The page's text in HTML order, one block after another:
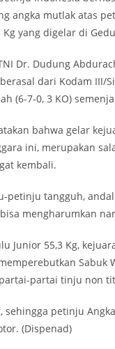
angka mutlak atas
yang digelar di
Dr. Dudung
dari Kodam
(6-7-0, 3 KO)
bahwa gelar
ini, merupakan
kembali.
petinju tangguh,
mengharumkan
Junior 55,3 Kg,
Sabuk
partai tinju non
sehingga petinju
(Dispenad)